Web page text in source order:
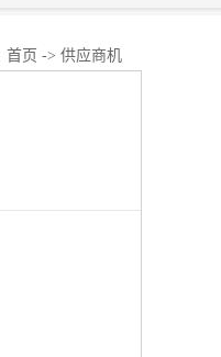
首页 -> 供应商机